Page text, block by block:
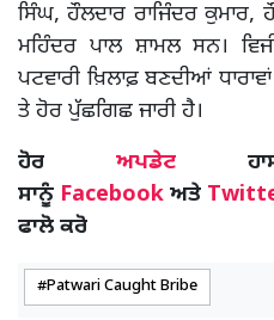
ਸਿੰਘ, ਹੌਲਦਾਰ ਰਾਜਿੰਦਰ ਕੁਮਾਰ,
ਮਹਿੰਦਰ ਪਾਲ ਸ਼ਾਮਲ ਸਨ।
ਪਟਵਾਰੀ ਖ਼ਿਲਾਫ਼ ਬਣਦੀਆਂ
ਤੇ ਹੋਰ ਪੁੱਛਗਿਛ ਜਾਰੀ ਹੈ।
ਹੋਰ ਅਪਡੇਟ
ਸਾਨੂੰ Facebook ਅਤੇ
ਫਾਲੋ ਕਰੋ
Patwari Caught Bribe